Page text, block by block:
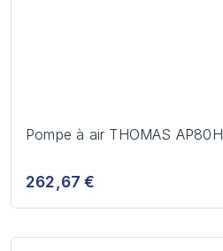
Pompe à air THOMAS AP80H
262,67 €